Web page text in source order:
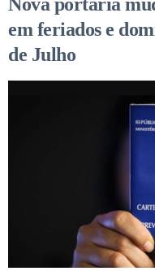
em feriados e
de Julho